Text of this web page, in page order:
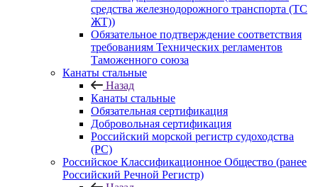
средства железнодорожного транспорта (ТС
ЖТ))
Обязательное подтверждение соответствия
требованиям Технических регламентов
Таможенного союза
Канаты стальные
Назад
Канаты стальные
Обязательная сертификация
Добровольная сертификация
Российский морской регистр судоходства
(РС)
Российское Классификационное Общество (ранее
Российский Речной Регистр)